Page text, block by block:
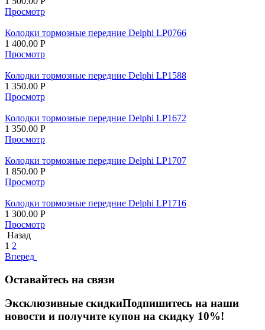
Просмотр
Колодки тормозные передние Delphi LP0766
1 400.00 Р
Просмотр
Колодки тормозные передние Delphi LP1588
1 350.00 Р
Просмотр
Колодки тормозные передние Delphi LP1672
1 350.00 Р
Просмотр
Колодки тормозные передние Delphi LP1707
1 850.00 Р
Просмотр
Колодки тормозные передние Delphi LP1716
1 300.00 Р
Просмотр
Назад
1 2
Вперед
Оставайтесь на связи
Эксклюзивные скидкиПодпишитесь на наши
новости и получите купон на скидку 10%!